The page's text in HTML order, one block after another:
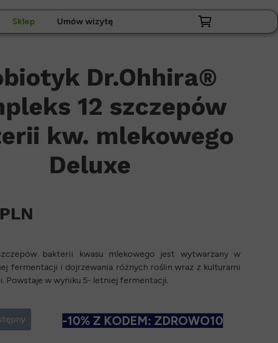
Sklep Umów wizytę
-10% Z KODEM: ZDROWO10
Dr.Ohhira®
12 szczepów
kw. mlekowego
Deluxe
bakterii kwasu mlekowego jest wytwarzany w
fermentacji i dojrzewania różnych roślin wraz z kulturami
Powstaje w wyniku 5- letniej fermentacji.